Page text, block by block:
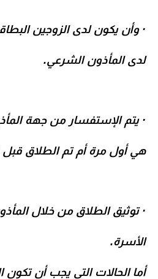
· وأن يكون لدى الزوجين
لدى المأذون الشرعي.
· يتم الإستفسار من جهة
هي أول مرة أم تم الطلاق
· توثيق الطلاق من خلال
الأسرة.
أما الحالات التي يجب أن تكون